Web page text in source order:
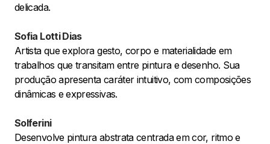
delicada.
Sofia Lotti Dias
Artista que explora gesto, corpo e materialidade em
trabalhos que transitam entre pintura e desenho. Sua
produção apresenta caráter intuitivo, com composições
dinâmicas e expressivas.
Solferini
Desenvolve pintura abstrata centrada em cor, ritmo e